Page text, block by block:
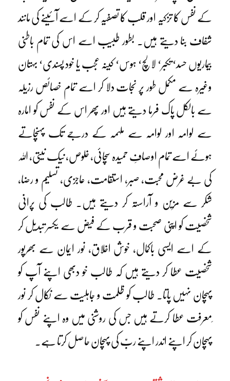
کے نفس کا تزکیہ اور قلب کا تصفیہ کر کے اسے آئینے کی مانند
شفاف بنا دیتے ہیں۔ بطور طبیب اسے اس کی تمام باطنی
بیماریوں حسد‘ تکبر‘ لالچ‘ ہوس‘ کینہ عجب یا خود پسندی‘ بہتان
وغیرہ سے مکمل طور پر نجات دلا کر اسے تمام خصائص رزیلہ
سے بالکل پاک فرما دیتے ہیں اور پھر اس کے نفس کو امارہ
سے لوامہ اور لوامہ سے ملہمہ کے درجے تک پہنچاتے
ہوئے اسے تمام اوصافِ حمیدہ سچائی، خلوص، نیک نیتی، اللہ
کی بے غرض محبت، صبر، استقامت، عاجزی، تسلیم و رضا،
شکر سے مزین و آراستہ کر دیتے ہیں۔ طالب کی پرانی
شخصیت کو اپنی صحبت و قرب کے فیض سے یکسر تبدیل کر
کے اسے ایسی باکمال، خوش اخلاق، نور ایمان سے بھرپور
شخصیت عطا کر دیتے ہیں کہ طالب خو دبھی اپنے آپ کو
پہچان نہیں پاتا۔ طالب کو ظلمت و جاہلیت سے نکال کر نور
ِمعرفت عطا کرتے ہیں جس کی روشنی میں وہ اپنے نفس کو
پہچان کر اپنے اندر اپنے ربّ کی پہچان حاصل کرتا ہے۔